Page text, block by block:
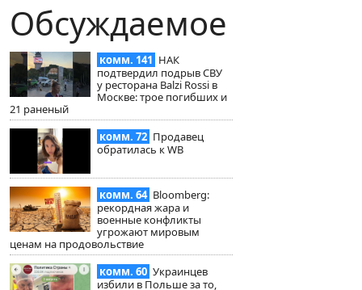
Обсуждаемое
комм. 141 НАК
подтвердил подрыв СВУ
у ресторана Balzi Rossi в
Москве: трое погибших и
21 раненый
комм. 72 Продавец
обратилась к WB
комм. 64 Bloomberg:
рекордная жара и
военные конфликты
угрожают мировым
ценам на продовольствие
комм. 60 Украинцев
избили в Польше за то,